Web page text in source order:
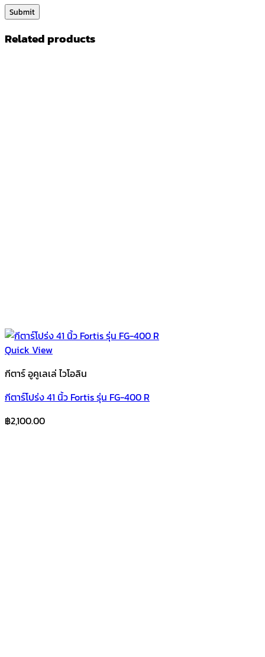
Related products
Quick View
กีตาร์ อูคูเลเล่ ไวโอลิน
กีตาร์โปร่ง 41 นิ้ว Fortis รุ่น FG-400 R
฿2,100.00